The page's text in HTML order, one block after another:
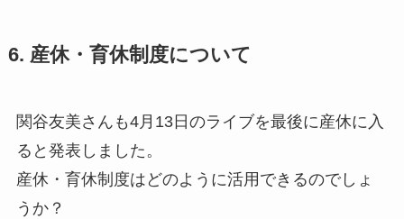
6. 産休・育休制度について
関谷友美さんも4月13日のライブを最後に産休に入
ると発表しました。
産休・育休制度はどのように活用できるのでしょ
うか？